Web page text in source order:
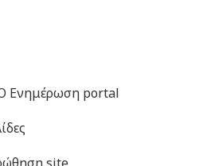
Ενημέρωση portal
site